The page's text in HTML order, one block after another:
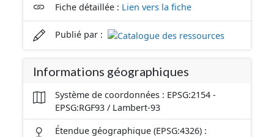
Fiche détaillée : Lien vers la fiche
Publié par :
Informations géographiques
Système de coordonnées : EPSG:2154 -
EPSG:RGF93 / Lambert-93
Étendue géographique (EPSG:4326) :